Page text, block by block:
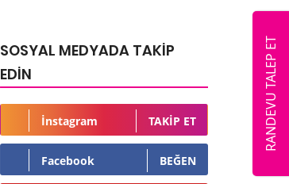
SOSYAL MEDYADA TAKİP
EDİN
İnstagram TAKIP ET
Facebook BEĞEN
RANDEVU TALEP ET